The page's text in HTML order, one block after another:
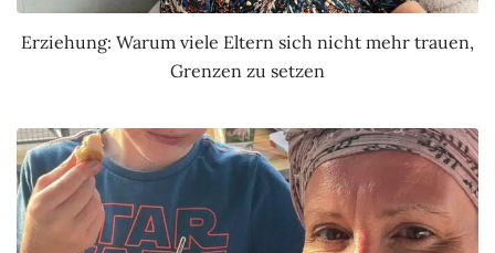
Erziehung: Warum viele Eltern sich nicht mehr trauen,
Grenzen zu setzen